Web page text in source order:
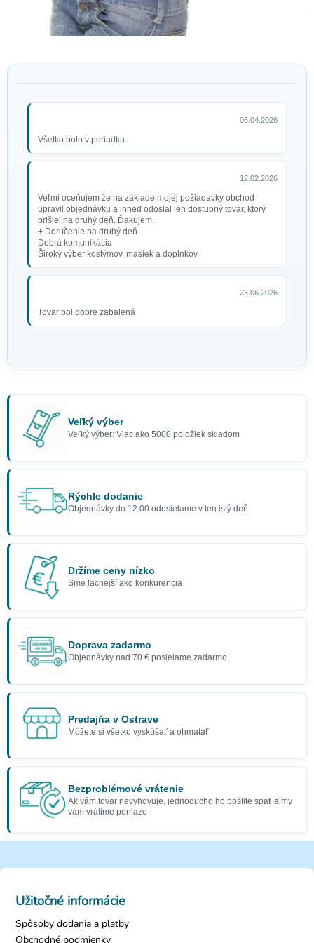
05.04.2026
Všetko bolo v poriadku
12.02.2026
Veľmi oceňujem že na základe mojej požiadavky obchod
upravil objednávku a ihneď odoslal len dostupný tovar, ktorý
prišiel na druhý deň. Ďakujem.
+ Doručenie na druhý deň
Dobrá komunikácia
Široký výber kostýmov, masiek a doplnkov
23.06.2026
Tovar bol dobre zabalená
Veľký výber
Veľký výber: Viac ako 5000 položiek skladom
Rýchle dodanie
Objednávky do 12:00 odosielame v ten istý deň
Držíme ceny nízko
Sme lacnejší ako konkurencia
Doprava zadarmo
Objednávky nad 70 € posielame zadarmo
Predajňa v Ostrave
Môžete si všetko vyskúšať a ohmatať
Bezproblémové vrátenie
Ak vám tovar nevyhovuje, jednoducho ho pošlite späť a my
vám vrátime peniaze
Užitočné informácie
Spôsoby dodania a platby
Obchodné podmienky